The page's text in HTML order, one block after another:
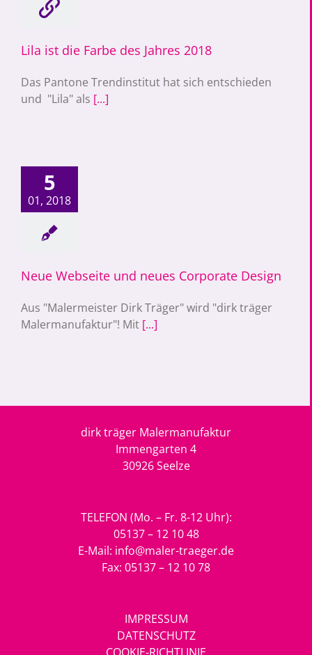
Lila ist die Farbe des Jahres 2018
Das Pantone Trendinstitut hat sich entschieden
und "Lila" als [...]
5
01, 2018
und neues
Design
Neue Webseite und neues Corporate Design
Aus "Malermeister Dirk Träger" wird "dirk träger
Malermanufaktur"! Mit [...]
dirk träger Malermanufaktur
Immengarten 4
30926 Seelze
TELEFON (Mo. – Fr. 8-12 Uhr):
05137 – 12 10 48
E-Mail: info@maler-traeger.de
Fax: 05137 – 12 10 78
IMPRESSUM
DATENSCHUTZ